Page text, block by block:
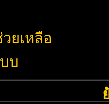
ยเหลือ
บ